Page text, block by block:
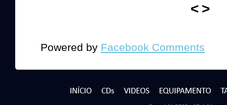
< >
Powered by Facebook Comments